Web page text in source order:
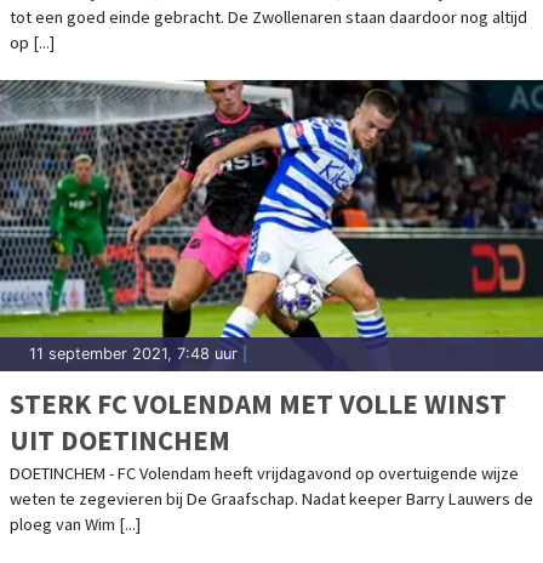
tot een goed einde gebracht. De Zwollenaren staan daardoor nog altijd
op [...]
11 september 2021, 7:48 uur
STERK FC VOLENDAM MET VOLLE WINST
UIT DOETINCHEM
DOETINCHEM - FC Volendam heeft vrijdagavond op overtuigende wijze
weten te zegevieren bij De Graafschap. Nadat keeper Barry Lauwers de
ploeg van Wim [...]